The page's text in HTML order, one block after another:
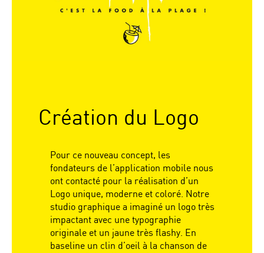
Création du Logo
Pour ce nouveau concept, les
fondateurs de l’application mobile nous
ont contacté pour la réalisation d’un
Logo unique, moderne et coloré. Notre
studio graphique a imaginé un logo très
impactant avec une typographie
originale et un jaune très flashy. En
baseline un clin d’oeil à la chanson de